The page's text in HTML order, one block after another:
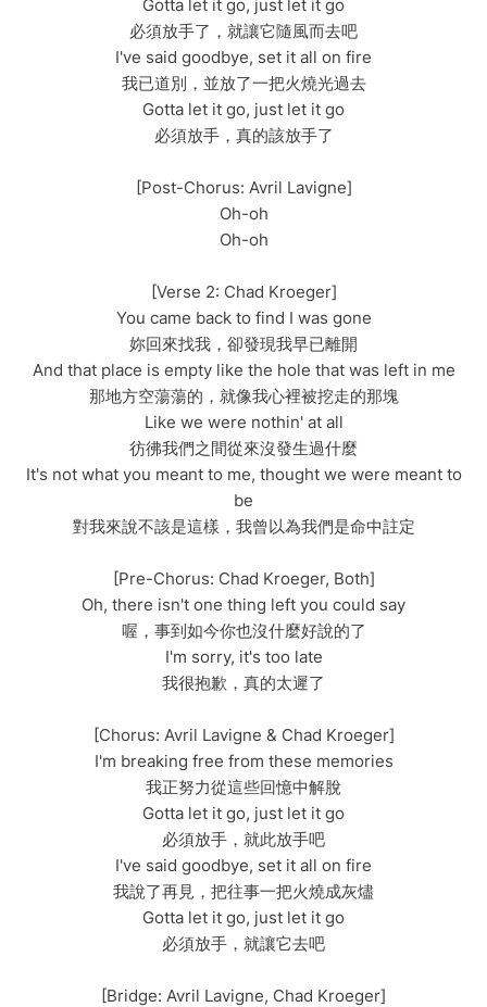
Gotta let it go, just let it go
必須放手了，就讓它隨風而去吧
I've said goodbye, set it all on fire
我已道別，並放了一把火燒光過去
Gotta let it go, just let it go
必須放手，真的該放手了
[Post-Chorus: Avril Lavigne]
Oh-oh
Oh-oh
[Verse 2: Chad Kroeger]
You came back to find I was gone
妳回來找我，卻發現我早已離開
And that place is empty like the hole that was left in me
那地方空蕩蕩的，就像我心裡被挖走的那塊
Like we were nothin' at all
彷彿我們之間從來沒發生過什麼
It's not what you meant to me, thought we were meant to
be
對我來說不該是這樣，我曾以為我們是命中註定
[Pre-Chorus: Chad Kroeger, Both]
Oh, there isn't one thing left you could say
喔，事到如今你也沒什麼好說的了
I'm sorry, it's too late
我很抱歉，真的太遲了
[Chorus: Avril Lavigne & Chad Kroeger]
I'm breaking free from these memories
我正努力從這些回憶中解脫
Gotta let it go, just let it go
必須放手，就此放手吧
I've said goodbye, set it all on fire
我說了再見，把往事一把火燒成灰燼
Gotta let it go, just let it go
必須放手，就讓它去吧
[Bridge: Avril Lavigne, Chad Kroeger]